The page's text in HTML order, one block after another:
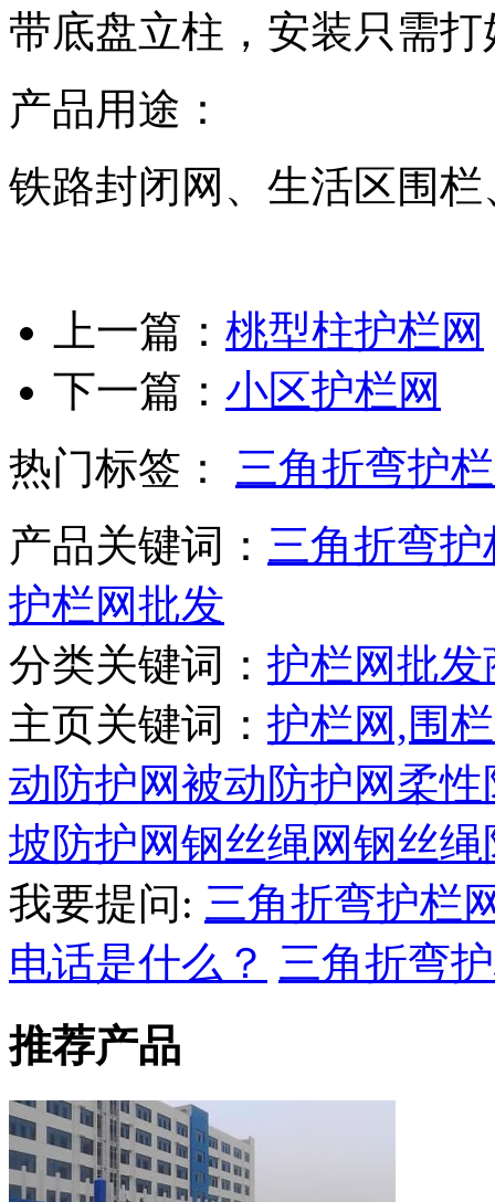
带底盘立柱，安装只需
产品用途：
铁路封闭网、生活区围
上一篇： 桃型柱护栏网
下一篇： 小区护栏网
热门标签：
三角折弯护
产品关键词： 三角折弯护
护栏网批发
分类关键词： 护栏网批发
主页关键词： 护栏网,围
动防护网被动防护网柔性
坡防护网钢丝绳网钢丝绳
我要提问: 三角折弯护栏
电话是什么？ 三角折弯
推荐产品